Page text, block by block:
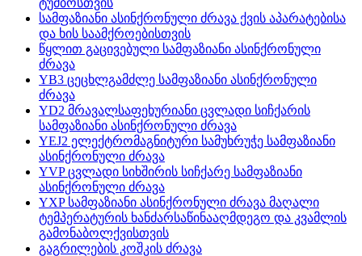
სამფაზიანი ასინქრონული ძრავა ქვის აპარატებისა
და ხის საამქროებისთვის
წყლით გაცივებული სამფაზიანი ასინქრონული
ძრავა
YB3 ცეცხლგამძლე სამფაზიანი ასინქრონული
ძრავა
YD2 მრავალსაფეხურიანი ცვლადი სიჩქარის
სამფაზიანი ასინქრონული ძრავა
YEJ2 ელექტრომაგნიტური სამუხრუჭე სამფაზიანი
ასინქრონული ძრავა
YVP ცვლადი სიხშირის სიჩქარე სამფაზიანი
ასინქრონული ძრავა
YXP სამფაზიანი ასინქრონული ძრავა მაღალი
ტემპერატურის ხანძარსაწინააღმდეგო და კვამლის
გამონაბოლქვისთვის
გაგრილების კოშკის ძრავა